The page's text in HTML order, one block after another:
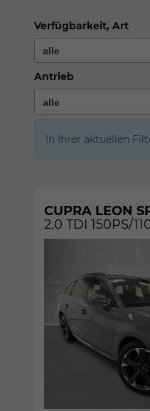
Verfügbarkeit, Art
Antrieb
In Ihrer aktuellen
CUPRA LEON
2.0 TDI 150PS/